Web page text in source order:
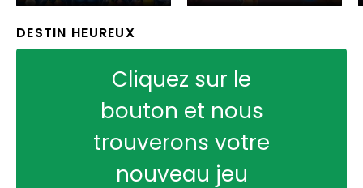
DESTIN HEUREUX
Cliquez sur le
bouton et nous
trouverons votre
nouveau jeu